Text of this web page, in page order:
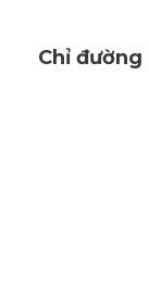
Chỉ đường